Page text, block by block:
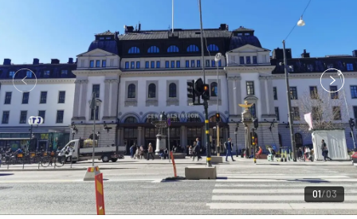
01 03